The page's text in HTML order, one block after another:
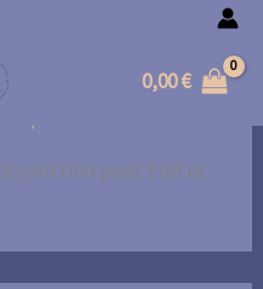
0,00€
your first post. Edit or